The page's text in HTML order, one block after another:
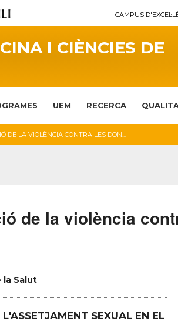
CAMPUS
I CIÈNCIES DE
UEM RECERCA
DE LA VIOLÈNCIA CONTRA LES DON...
de la violència
la Salut
SEXUAL EN EL